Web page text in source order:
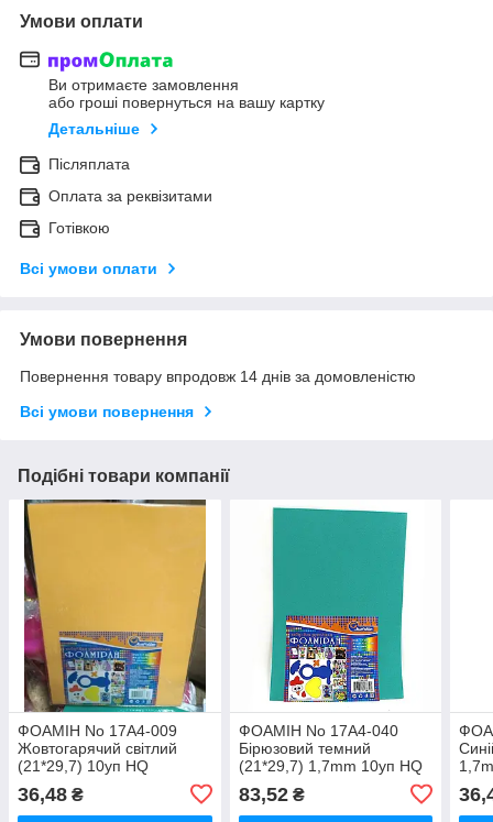
Умови оплати
Ви отримаєте замовлення
або гроші повернуться на вашу картку
Детальніше
Післяплата
Оплата за реквізитами
Готівкою
Всі умови оплати
Умови повернення
Повернення товару впродовж 14 днів за домовленістю
Всі умови повернення
Подібні товари компанії
ФОАМІН No 17A4-009
Жовтогарячий світлий
(21*29,7) 10уп HQ
36,48 ₴
ФОАМІН No 17A4-040
Бірюзовий темний
(21*29,7) 1,7mm 10уп HQ
83,52₴